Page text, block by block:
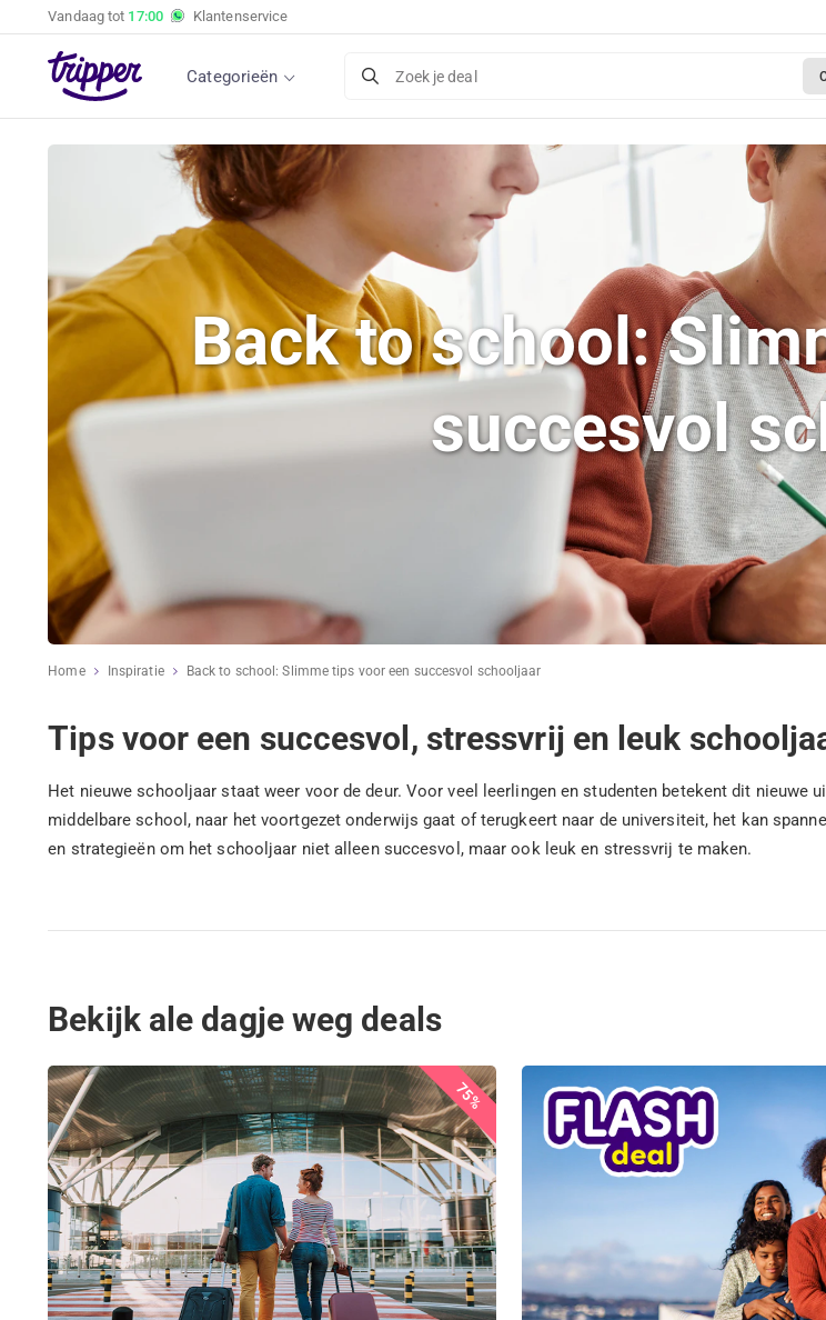
Vandaag tot 17:00 Klantenservice
Categorieën Zoek je deal
Back to school:
succesvol
Home Inspiratie Back to school: Slimme tips voor een succesvol schooljaar
Tips voor een succesvol, stressvrij en leuk
Het nieuwe schooljaar staat weer voor de deur. Voor veel leerlingen en studenten betekent dit nieuwe
middelbare school, naar het voortgezet onderwijs gaat of terugkeert naar de universiteit, het kan
en strategieën om het schooljaar niet alleen succesvol, maar ook leuk en stressvrij te maken.
Bekijk ale dagje weg deals
75%